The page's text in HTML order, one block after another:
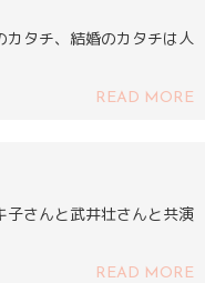
カタチ、結婚のカタチは人
READ MORE
子さんと武井壮さんと共演
READ MORE